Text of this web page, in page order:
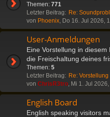
Themen: 771
Letzter Beitrag: Re:
von Phoenix, Do 16. Jul 2026,
User-Anmeldungen
Eine Vorstellung in
die Freischaltung deines
Themen: 5
Letzter Beitrag: Re: Vorstellung
von ChrisR3tro, Mi 1. Jul
English Board
English speaking visitors